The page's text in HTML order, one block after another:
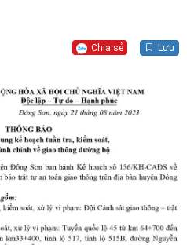
Chia sẻ Lưu